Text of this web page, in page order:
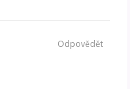
Odpovědět